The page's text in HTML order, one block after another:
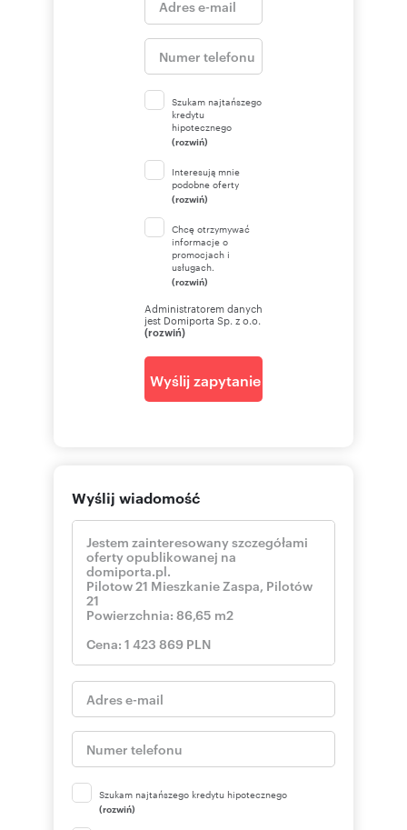
Szukam najtańszego
kredytu
hipotecznego
(rozwiń)
Interesują mnie
podobne oferty
(rozwiń)
Chcę otrzymywać
informacje o
promocjach i
usługach.
(rozwiń)
Administratorem danych
jest Domiporta Sp. z o.o.
(rozwiń)
Wyślij zapytanie
Wyślij wiadomość
Szukam najtańszego kredytu hipotecznego
(rozwiń)